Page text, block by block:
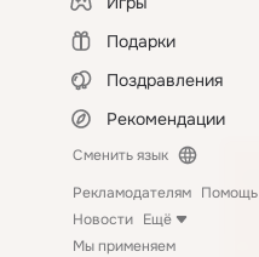
Подарки
Поздравления
Рекомендации
Сменить язык
Рекламодателям Помощь
Новости Ещё
Мы применяем